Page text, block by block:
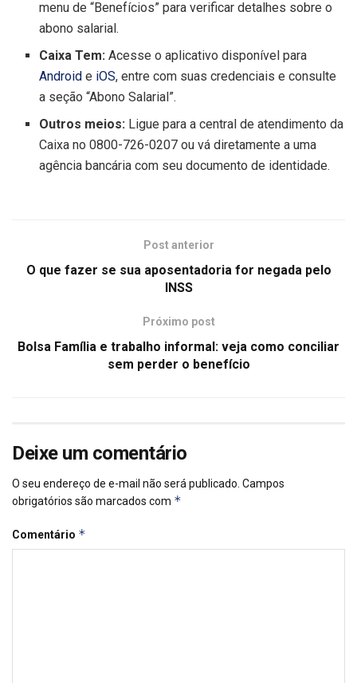
menu de “Benefícios” para verificar detalhes sobre o
abono salarial.
Caixa Tem:Acesse o aplicativo disponível para
Android e iOS, entre com suas credenciais e consulte
a seção “Abono Salarial”.
Outros meios: Ligue para a central de atendimento da
Caixa no 0800-726-0207 ou vá diretamente a uma
agência bancária com seu documento de identidade.
Post anterior
O que fazer se sua aposentadoria for negada pelo
INSS
Próximo post
Bolsa Família e trabalho informal: veja como conciliar
sem perder o benefício
Deixe um comentário
O seu endereço de e-mail não será publicado. Campos
obrigatórios são marcados com *
Comentário *